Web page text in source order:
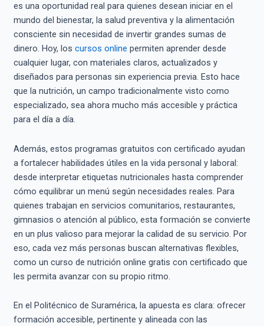
es una oportunidad real para quienes desean iniciar en el
mundo del bienestar, la salud preventiva y la alimentación
consciente sin necesidad de invertir grandes sumas de
dinero. Hoy, los cursos online permiten aprender desde
cualquier lugar, con materiales claros, actualizados y
diseñados para personas sin experiencia previa. Esto hace
que la nutrición, un campo tradicionalmente visto como
especializado, sea ahora mucho más accesible y práctica
para el día a día.
Además, estos programas gratuitos con certificado ayudan
a fortalecer habilidades útiles en la vida personal y laboral:
desde interpretar etiquetas nutricionales hasta comprender
cómo equilibrar un menú según necesidades reales. Para
quienes trabajan en servicios comunitarios, restaurantes,
gimnasios o atención al público, esta formación se convierte
en un plus valioso para mejorar la calidad de su servicio. Por
eso, cada vez más personas buscan alternativas flexibles,
como un curso de nutrición online gratis con certificado que
les permita avanzar con su propio ritmo.
En el Politécnico de Suramérica, la apuesta es clara: ofrecer
formación accesible, pertinente y alineada con las